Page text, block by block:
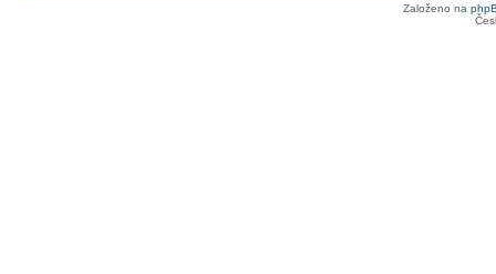
Založeno na